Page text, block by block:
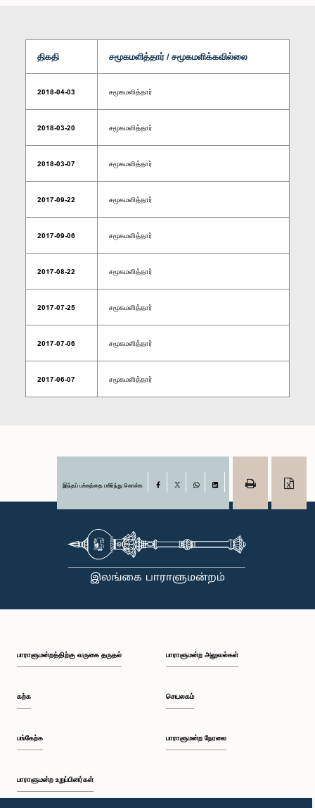
திகதி சமூகமளித்தார் / சமூகமளிக்கவில்லை
2018-04-03 சமூகமளித்தார்
2018-03-20 சமூகமளித்தார்
2018-03-07 சமூகமளித்தார்
2017-09-22 சமூகமளித்தார்
2017-09-06 சமூகமளித்தார்
2017-08-22 சமூகமளித்தார்
2017-07-25 சமூகமளித்தார்
2017-07-06 சமூகமளித்தார்
2017-06-07 சமூகமளித்தார்
இந்தப் பக்கத்தை பகிர்ந்து கொள்க Facebook
பாராளுமன்றத்திற்கு வருகை தருதல்
கற்க
பங்கேற்க
பாராளுமன்ற உறுப்பினர்கள்
பாராளுமன்ற அலுவல்கள்
செயலகம்
பாராளுமன்ற நேரலை